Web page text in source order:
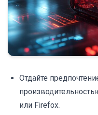
Отдайте
или Firefox.